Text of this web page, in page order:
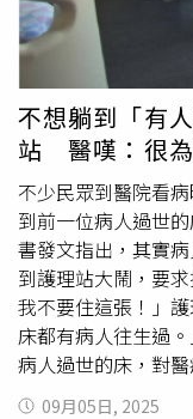
一步支持人權團體
導致囚犯普遍營養
爆發以來，至少有
中包括今年3月在獄
國家安全部長本格
口，稱已將安全犯
所領導的是極右翼
院，質問法官「你
國家」，竟替哈瑪
最低限度」的政策
平台X（X）發文，
把監獄變成「酷刑
餓。無論他們犯下
不想躺到「有
站 醫嘆：很
不少民眾到醫院看
到前一位病人過世
書發文指出，其實
到護理站大鬧，要
我不要住這張！」
床都有病人往生過
病人過世的床，對
此類註記，「真的
09月05日, 2025